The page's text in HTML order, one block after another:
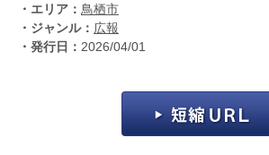
佐賀ワード
・エリア： 鳥栖市
・ジャンル： 広報
・発行日： 2026/04/01
↓↓ ebooks専用本棚 ↓↓